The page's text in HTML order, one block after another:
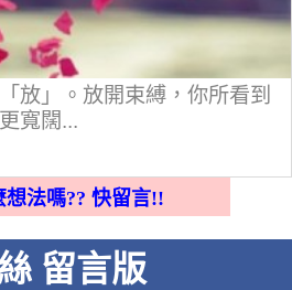
放」。放開束縛，你所看到
寬闊...
想法嗎?? 快留言!!
留言版